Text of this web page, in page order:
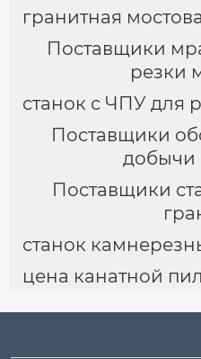
гранитная
Поставщики
резки
станок с ЧПУ для
Поставщики
добычи
Поставщики
станок
цена канатной